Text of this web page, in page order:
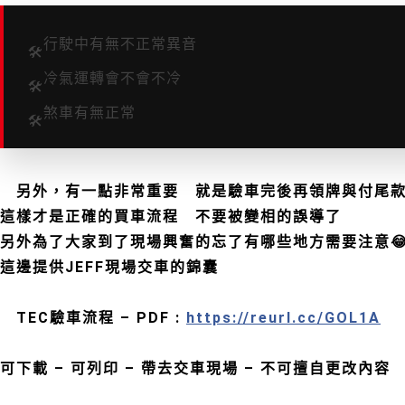
🛠行駛中有無不正常異音
🛠冷氣運轉會不會不冷
🛠煞車有無正常
另外，有一點非常重要
就是驗車完後再領牌與付尾
這樣才是正確的買車流程
🚙不要被變相的誤導了
另外為了大家到了現場興奮的忘了有哪些地方需要注意
這邊提供JEFF現場交車的錦囊
TEC驗車流程 – PDF : https://reurl.cc/GOL1A
可下載 – 可列印 – 帶去交車現場 – 不可擅自更改內容